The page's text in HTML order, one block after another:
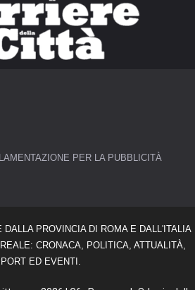
PER LA PUBBLICITÀ
PROVINCIA DI ROMA E DALL'ITALIA
CRONACA, POLITICA, ATTUALITÀ,
ED EVENTI.